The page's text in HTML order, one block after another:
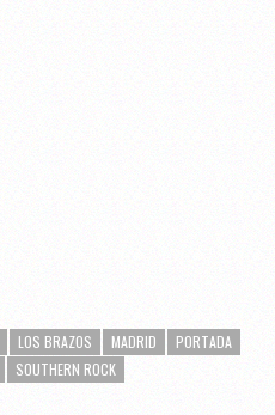
LOS BRAZOS MADRID
PORTADA
SOUTHERN ROCK